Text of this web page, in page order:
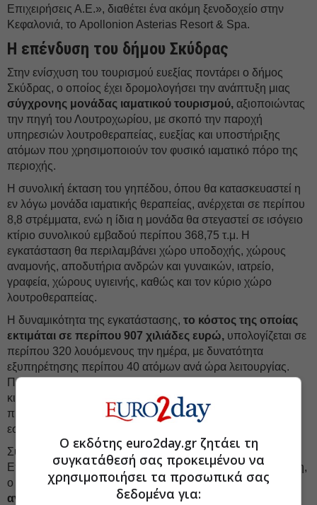
Επιχειρήσεις Α.Ε.», διαθέτει ένα ακόμη ξενοδοχείο στην
Κεφαλονιά, το Apollonion Asterias Resort & Spa.
Η επένδυση του δήμου Σκύδρας
Στην ενίσχυση του τουρισμού ευεξίας ποντάρει ο δήμος
Σκύδρας, ο οποίος έχει δρομολογήσει την ανάπτυξη μιας
σύγχρονης μονάδας ιαματικού τουρισμού, αξιοποιώντας
την πηγή του Λουτροχωρίου, με σκοπό την παροχή
υπηρεσιών λουτροθεραπείας, ευεξίας και υποστήριξης
ατόμων που χρησιμοποιούν τον φυσικό ιαματικό πόρο της
περιοχής.
Η συνολική έκταση του γηπέδου, όπου θα κατασκευαστεί η
εν λόγω μονάδα ιαματικής θεραπείας, ανέρχεται σε περίπου
8,8 στρέμματα, ενώ η ίδια η μονάδα θα στεγαστεί σε ισόγειο
κτίριο συνολικού εμβαδού περίπου 368,75 τ.μ. Η
εγκατάσταση θα περιλαμβάνει χώρο υποδοχής, χώρους
αναμονής, αποδυτήρια ανδρών και γυναικών, ιατρείο,
γραφεία, χώρους υγιεινής, καθώς και τον κύριο χώρο
λουτροθεραπείας.
Η δυναμικότητα της εγκατάστασης, το κόστος της οποίας
εκτιμάται σε περίπου 907 χιλιάδες ευρώ, υπολογίζεται σε
περίπου 320 λουόμενους την ημέρα, με δυνατότητα
εξυπηρέτησης περίπου 40 ατόμων ανά ώρα λειτουργίας.
Παράλληλα, προβλέπονται υπηρεσίες υδροθεραπείας,
κινησιοθεραπείας, μασάζ, φυσικοθεραπευτικές υπηρεσίες,
προγράμματα άσκησης, ιατρική υποστήριξη και υπηρεσίες
εστίασης με έμφαση στη χρήση τοπικών προϊόντων.
Σύμφωνα με τη σχετική Μελέτη Περιβαλλοντικών
Επιπτώσεων που έχει κατατεθεί για τη σχετική αδειοδότηση,
ο φυσικός ιαματικός πόρος του Λουτροχωρίουέχει
αναγνωριστεί ως ιαματικόςκαι χαρακτηρίζεται από
Ο εκδότης euro2day.gr ζητάει τη
συγκατάθεσή σας προκειμένου να
χρησιμοποιήσει τα προσωπικά σας
δεδομένα για: